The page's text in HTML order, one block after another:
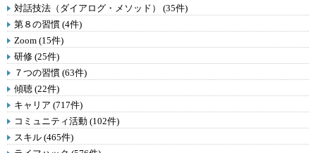
対話技法（ダイアログ・メソッド） (35件)
第８の習慣 (4件)
Zoom (15件)
研修 (25件)
７つの習慣 (63件)
傾聴 (22件)
キャリア (717件)
コミュニティ活動 (102件)
スキル (465件)